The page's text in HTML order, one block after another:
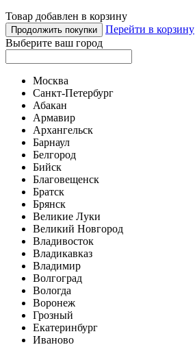
Товар добавлен в корзину
Продолжить покупки
Перейти в корзину
Выберите ваш город
Москва
Санкт-Петербург
Абакан
Армавир
Архангельск
Барнаул
Белгород
Бийск
Благовещенск
Братск
Брянск
Великие Луки
Великий Новгород
Владивосток
Владикавказ
Владимир
Волгоград
Вологда
Воронеж
Грозный
Екатеринбург
Иваново